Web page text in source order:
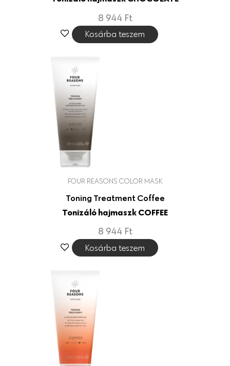
8 944 Ft
Kosárba teszem
FOUR REASONS COLOR MASK
Toning Treatment Coffee
Tonizáló hajmaszk COFFEE
8 944 Ft
Kosárba teszem